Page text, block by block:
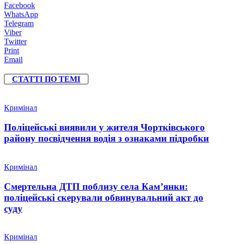
Facebook
WhatsApp
Telegram
Viber
Twitter
Print
Email
СТАТТІ ПО ТЕМІ
Кримінал
Поліцейські виявили у жителя Чортківського
району посвідчення водія з ознаками підробки
Кримінал
Смертельна ДТП поблизу села Кам’янки:
поліцейські скерували обвинувальний акт до
суду
Кримінал